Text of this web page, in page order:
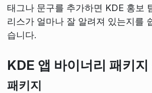
태그나 문구를 추가하면 KDE 홍보
리스가 얼마나 잘 알려져 있는지를
습니다.
KDE 앱 바이너리 패키지
패키지